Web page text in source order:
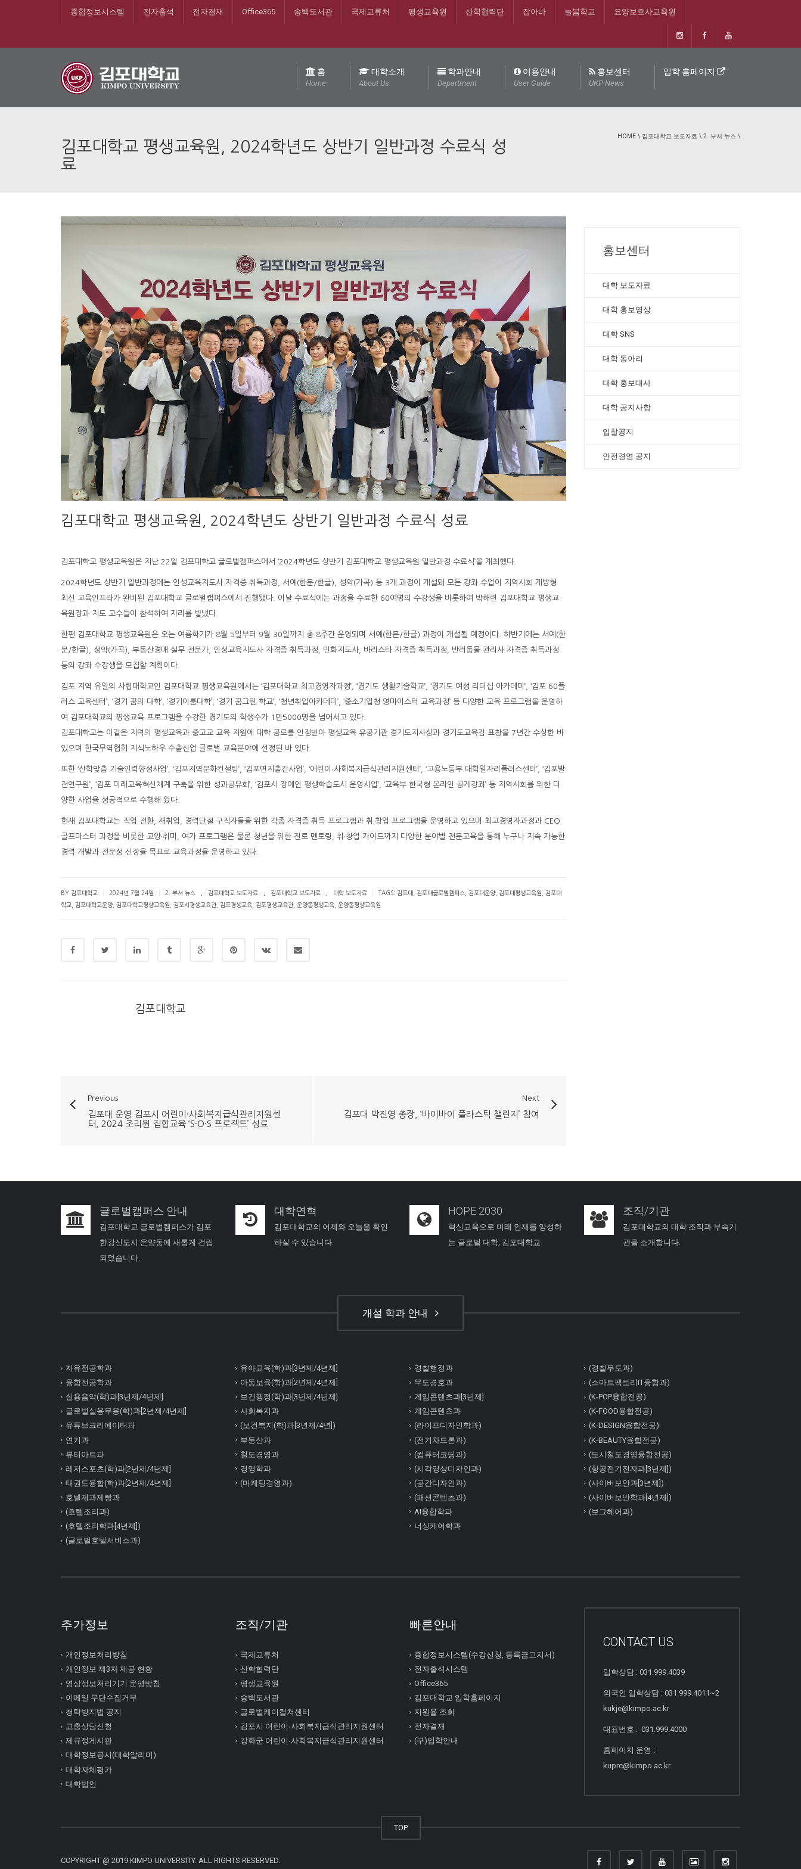
종합정보시스템 전자출석 전자결재 Office365 송백도서관 국제교류처 평생교육원 산학협력단 잡아바 늘봄학교 요양보호사교육원
홈
Home
대학소개
About Us
학과안내
Department
이용안내
User Guide
홍보센터
UKP News
입학 홈페이지
김포대학교 평생교육원, 2024학년도 상반기 일반과정 수료식 성
료
HOME \ 김포대학교 보도자료 \ 2. 부서 뉴스 \
김포대학교 평생교육원, 2024학년도 상반기 일반과정 수료식 성료
김포대학교 평생교육원은 지난 22일 김포대학교 글로벌캠퍼스에서 ‘2024학년도 상반기 김포대학교 평생교육원 일반과정 수료식’을 개최했다.
2024학년도 상반기 일반과정에는 인성교육지도사 자격증 취득과정, 서예(한문/한글), 성악(가곡) 등 3개 과정이 개설돼 모든 강좌 수업이 지역사회 개방형
최신 교육인프라가 완비된 김포대학교 글로벌캠퍼스에서 진행됐다. 이날 수료식에는 과정을 수료한 60여명의 수강생을 비롯하여 박해련 김포대학교 평생교
육원장과 지도 교수들이 참석하여 자리를 빛냈다.
한편 김포대학교 평생교육원은 오는 여름학기가 8월 5일부터 9월 30일까지 총 8주간 운영되며 서예(한문/한글) 과정이 개설될 예정이다. 하반기에는 서예(한
문/한글), 성악(가곡), 부동산경매 실무 전문가, 인성교육지도사 자격증 취득과정, 민화지도사, 바리스타 자격증 취득과정, 반려동물 관리사 자격증 취득과정
등의 강좌 수강생을 모집할 계획이다.
김포 지역 유일의 사립대학교인 김포대학교 평생교육원에서는 ‘김포대학교 최고경영자과정’, ‘경기도 생활기술학교’, ‘경기도 여성 리더십 아카데미’, ‘김포 60플
러스 교육센터’, ‘경기 꿈의 대학’, ‘경기이룸대학’, ‘경기 꿈그린 학교’, ‘청년취업아카데미’, ‘중소기업청 영마이스터 교육과정’ 등 다양한 교육 프로그램을 운영하
여 김포대학교의 평생교육 프로그램을 수강한 경기도의 학생수가 1만5000명을 넘어서고 있다.
김포대학교는 이같은 지역의 평생교육과 중고교 교육 지원에 대학 공로를 인정받아 평생교육 유공기관 경기도지사상과 경기도교육감 표창을 7년간 수상한 바
있으며 한국무역협회 지식노하우 수출산업 글로벌 교육분야에 선정된 바 있다.
또한 ‘산학맞춤 기술인력양성사업’, ‘김포지역문화컨설팅’, ‘김포면지출간사업’, ‘어린이∙사회복지급식관리지원센터’, ‘고용노동부 대학일자리플러스센터’, ‘김포발
전연구원’, ‘김포 미래교육혁신체계 구축을 위한 성과공유회’, ‘김포시 장애인 평생학습도시 운영사업’, ‘교육부 한국형 온라인 공개강좌’ 등 지역사회를 위한 다
양한 사업을 성공적으로 수행해 왔다.
현재 김포대학교는 직업 전환, 재취업, 경력단절 구직자들을 위한 각종 자격증 취득 프로그램과 취·창업 프로그램을 운영하고 있으며 최고경영자과정과 CEO
골프마스터 과정을 비롯한 교양·취미, 여가 프로그램은 물론 청년을 위한 진로 멘토링, 취·창업 가이드까지 다양한 분야별 전문교육을 통해 누구나 지속 가능한
경력 개발과 전문성 신장을 목표로 교육과정을 운영하고 있다.
BY 김포대학교 2024년 7월 24일 2. 부서 뉴스 김포대학교 보도자료 김포대학교 보도자료 대학 보도자료 TAGS: 김포대 김포대글로벌캠퍼스 김포대운양, 김포대평생교육원
김포대
학교
김포대학교운양, 김포대학교평생교육원 김포시평생교육관, 김포평생교육 김포평생교육관, 운양동평생교육 운양동평생교육원
김포대학교
Previous
김포대 운영 김포시 어린이·사회복지급식관리지원센
터, 2024 조리원 집합교육 ‘S·O·S 프로젝트’ 성료
Next
김포대 박진영 총장, ‘바이바이 플라스틱 챌린지’ 참여
홍보센터
대학 보도자료
대학 홍보영상
대학 SNS
대학 동아리
대학 홍보대사
대학 공지사항
입찰공지
안전경영 공지
글로벌캠퍼스 안내
김포대학교 글로벌캠퍼스가 김포
한강신도시 운양동에 새롭게 건립
되었습니다.
대학연혁
김포대학교의 어제와 오늘을 확인
하실 수 있습니다.
HOPE 2030
혁신교육으로 미래 인재를 양성하
는 글로벌 대학, 김포대학교
조직/기관
김포대학교의 대학 조직과 부속기
관을 소개합니다.
개설 학과 안내
자유전공학과
융합전공학과
실용음악(학)과[3년제/4년제]
글로벌실용무용(학)과[2년제/4년제]
유튜브크리에이터과
연기과
뷰티아트과
레저스포츠(학)과[2년제/4년제]
태권도융합(학)과[2년제/4년제]
호텔제과제빵과
(호텔조리과)
(호텔조리학과[4년제])
(글로벌호텔서비스과)
유아교육(학)과[3년제/4년제]
아동보육(학)과[2년제/4년제]
보건행정(학)과[3년제/4년제]
사회복지과
(보건복지(학)과[3년제/4년])
부동산과
철도경영과
경영학과
(마케팅경영과)
경찰행정과
무도경호과
게임콘텐츠과[3년제]
게임콘텐츠과
(라이프디자인학과)
(전기차드론과)
(컴퓨터코딩과)
(시각영상디자인과)
(공간디자인과)
(패션콘텐츠과)
AI융합학과
너싱케어학과
(경찰무도과)
(스마트팩토리IT융합과)
(K-POP융합전공)
(K-FOOD융합전공)
(K-DESIGN융합전공)
(K-BEAUTY융합전공)
(도시철도경영융합전공)
(항공전기전자과[3년제])
(사이버보안과[3년제])
(사이버보안학과[4년제])
(보그헤어과)
추가정보
개인정보처리방침
개인정보 제3자 제공 현황
영상정보처리기기 운영방침
이메일 무단수집거부
청탁방지법 공지
고충상담신청
제규정게시판
대학정보공시(대학알리미)
대학자체평가
대학법인
조직/기관
국제교류처
산학협력단
평생교육원
송백도서관
글로벌케이컬쳐센터
김포시 어린이∙사회복지급식관리지원센터
강화군 어린이∙사회복지급식관리지원센터
빠른안내
종합정보시스템(수강신청, 등록금고지서)
전자출석시스템
Office365
김포대학교 입학홈페이지
지원율 조회
전자결재
(구)입학안내
CONTACT US
입학상담 : 031.999.4039
외국인 입학상담 : 031.999.4011~2
kukje@kimpo.ac.kr
대표번호 : 031.999.4000
홈페이지 운영 :
kuprc@kimpo.ac.kr
TOP
COPYRIGHT @ 2019 KIMPO UNIVERSITY. ALL RIGHTS RESERVED.